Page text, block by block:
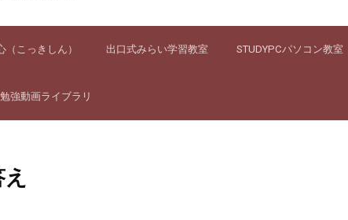
（こっきしん） 出口式みらい学習教室 STUDYPCパソコン教室
勉強動画ライブラリ